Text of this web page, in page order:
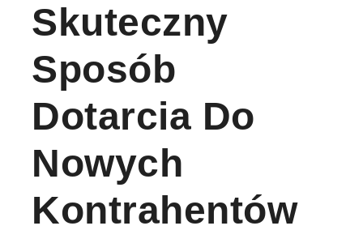
Skuteczny
Sposób
Dotarcia Do
Nowych
Kontrahentów